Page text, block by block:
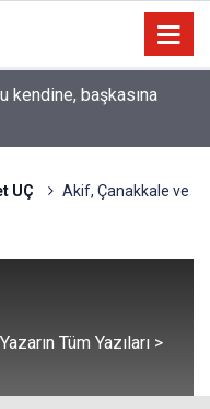
kendine, başkasına
UÇ
Akif, Çanakkale ve
Yazarın Tüm Yazıları >